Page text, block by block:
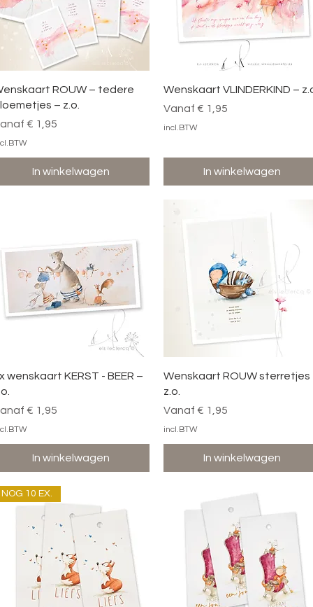
Snel overzicht
ROUW – tedere
– z.o.
€ 1,95
In winkelwagen
Snel overzicht
Wenskaart VLINDERKIND –
Vanaf € 1,95
Verkoopprijs
incl.BTW
In winkelwagen
Snel overzicht
wenskaart KERST - BEER –
€ 1,95
In winkelwagen
Snel overzicht
Wenskaart ROUW sterretjes
z.o.
Vanaf € 1,95
Verkoopprijs
incl.BTW
In winkelwagen
NOG 10 EX.